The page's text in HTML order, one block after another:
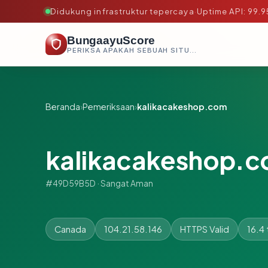
Didukung infrastruktur tepercaya·Uptime API:
BungaayuScore
PERIKSA APAKAH SEBUAH SITUS AMAN, TEPERCAYA, DAN TERVERIFIKASI DALAM HITUNGAN DETIK.
Beranda›Pemeriksaan›kalikacakeshop.com
#49D59B5D · Sangat Aman
Canada 104.21.58.146 HTTPS Valid 16.4